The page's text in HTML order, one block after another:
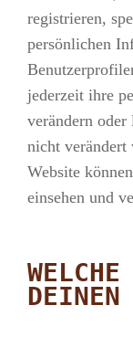
registrieren,
persönlichen
jederzeit ihre
verändern oder
nicht verändert
Website
einsehen und
DEINEN